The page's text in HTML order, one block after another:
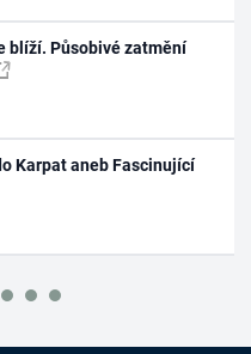
blíží. Působivé zatmění
Karpat aneb Fascinující